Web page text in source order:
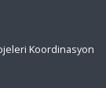
Koordinasyon